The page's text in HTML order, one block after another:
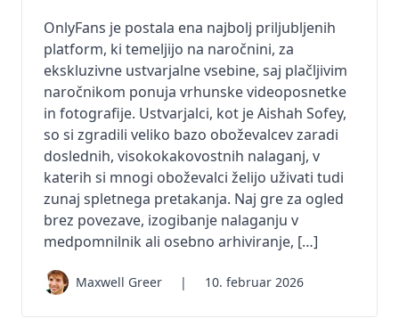
OnlyFans je postala ena najbolj priljubljenih
platform, ki temeljijo na naročnini, za
ekskluzivne ustvarjalne vsebine, saj plačljivim
naročnikom ponuja vrhunske videoposnetke
in fotografije. Ustvarjalci, kot je Aishah Sofey,
so si zgradili veliko bazo oboževalcev zaradi
doslednih, visokokakovostnih nalaganj, v
katerih si mnogi oboževalci želijo uživati ​​tudi
zunaj spletnega pretakanja. Naj gre za ogled
brez povezave, izogibanje nalaganju v
medpomnilnik ali osebno arhiviranje, […]
Maxwell Greer | 10. februar 2026